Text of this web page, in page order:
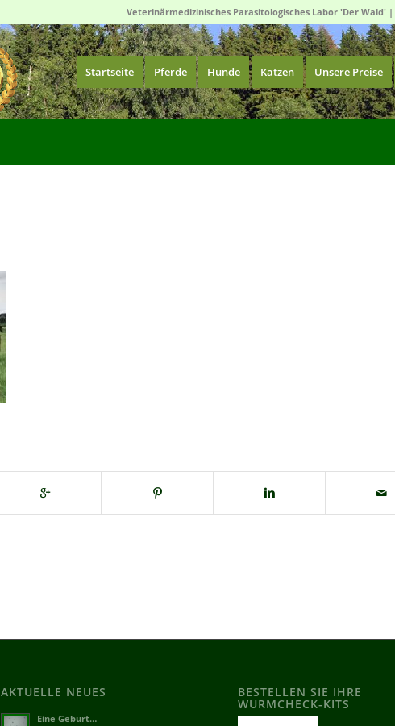
Veterinärmedizinisches Parasitologisches Labor 'Der Wald' |
Startseite Pferde Hunde Katzen Unsere Preise
AKTUELLE NEUES
Eine Geburt…
BESTELLEN SIE IHRE
WURMCHECK-KITS